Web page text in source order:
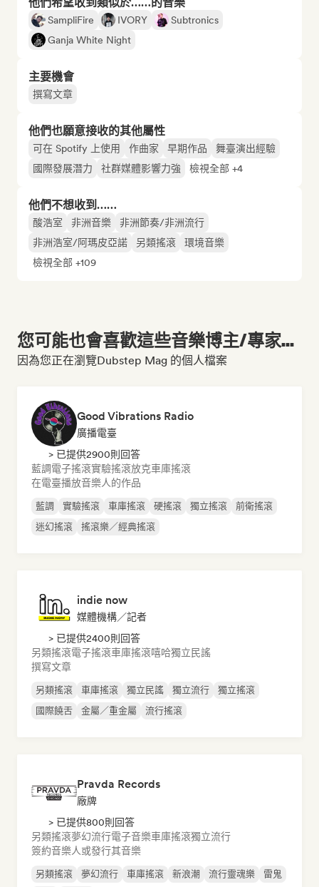
SampliFire IVORY
Subtronics
Ganja White Night
主要機會
撰寫文章
他們也願意接收的其他屬性
可在 Spotify 上使用 作曲家 早期作品
舞臺演出經驗
國際發展潛力
社群媒體影響力強 檢視全部 +4
他們不想收到……
酸浩室 非洲音樂
非洲節奏/非洲流行
非洲浩室/阿瑪皮亞諾
另類搖滾
環境音樂
檢視全部 +109
您可能也會喜歡這些音樂博主/專家...
因為您正在瀏覽Dubstep Mag 的個人檔案
Good Vibrations Radio
廣播電臺
> 已提供2900則回答
藍調電子搖滾實驗搖滾放克車庫搖滾
在電臺播放音樂人的作品
藍調 實驗搖滾 車庫搖滾 硬搖滾 獨立搖滾
前衛搖滾
迷幻搖滾
搖滾樂／經典搖滾
indie now
媒體機構／記者
> 已提供2400則回答
另類搖滾電子搖滾車庫搖滾嘻哈獨立民謠
撰寫文章
另類搖滾 車庫搖滾 獨立民謠 獨立流行
獨立搖滾
國際饒舌
金屬／重金屬 流行搖滾
Pravda Records
廠牌
> 已提供800則回答
另類搖滾夢幻流行電子音樂車庫搖滾獨立流行
簽約音樂人或發行其音樂
另類搖滾 夢幻流行 車庫搖滾 新浪潮 流行靈魂樂
雷鬼